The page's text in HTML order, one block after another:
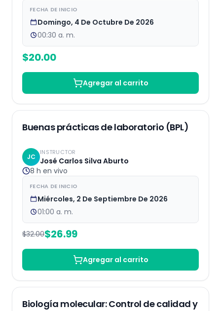
FECHA DE INICIO
Domingo, 4 De Octubre De 2026
00:30 a. m.
$20.00
Agregar al carrito
16% OFF EN VIVO
Buenas prácticas de laboratorio (BPL)
JC
INSTRUCTOR
José Carlos Silva Aburto
8 h en vivo
FECHA DE INICIO
Miércoles, 2 De Septiembre De 2026
01:00 a. m.
$32.00$26.99
Agregar al carrito
EN VIVO
Biología molecular: Control de calidad y